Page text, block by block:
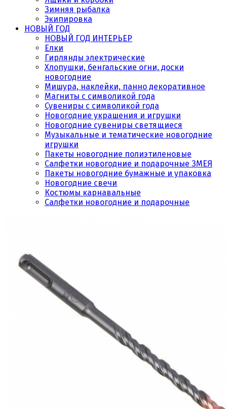
Зимняя рыбалка
Экипировка
НОВЫЙ ГОД
НОВЫЙ ГОД ИНТЕРЬЕР
Елки
Гирлянды электрические
Хлопушки, бенгальские огни, доски
новогодние
Мишура, наклейки, панно декоративное
Магниты с символикой года
Сувениры с символикой года
Новогодние украшения и игрушки
Новогодние сувениры светящиеся
Музыкальные и тематические новогодние
игрушки
Пакеты новогодние полиэтиленовые
Салфетки новогодние и подарочные ЗМЕЯ
Пакеты новогодние бумажные и упаковка
Новогодние свечи
Костюмы карнавальные
Салфетки новогодние и подарочные